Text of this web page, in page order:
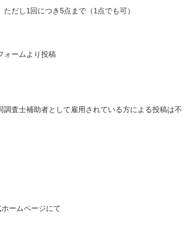
だし1回につき5点まで（1点でも可）
ォームより投稿
査士補助者として雇用されている方による投稿は不
ームページにて